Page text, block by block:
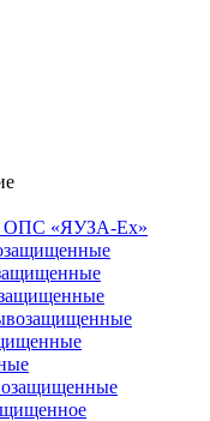
ОПС «ЯУЗА-Ех»